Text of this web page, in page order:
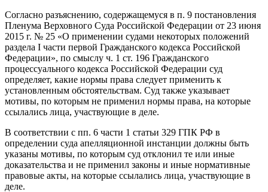
Согласно разъяснению, содержащемуся в п. 9 постановления
Пленума Верховного Суда Российской Федерации от 23 июня
2015 г. № 25 «О применении судами некоторых положений
раздела I части первой Гражданского кодекса Российской
Федерации», по смыслу ч. 1 ст. 196 Гражданского
процессуального кодекса Российской Федерации суд
определяет, какие нормы права следует применить к
установленным обстоятельствам. Суд также указывает
мотивы, по которым не применил нормы права, на которые
ссылались лица, участвующие в деле.
В соответствии с пп. 6 части 1 статьи 329 ГПК РФ в
определении суда апелляционной инстанции должны быть
указаны мотивы, по которым суд отклонил те или иные
доказательства и не применил законы и иные нормативные
правовые акты, на которые ссылались лица, участвующие в
деле.